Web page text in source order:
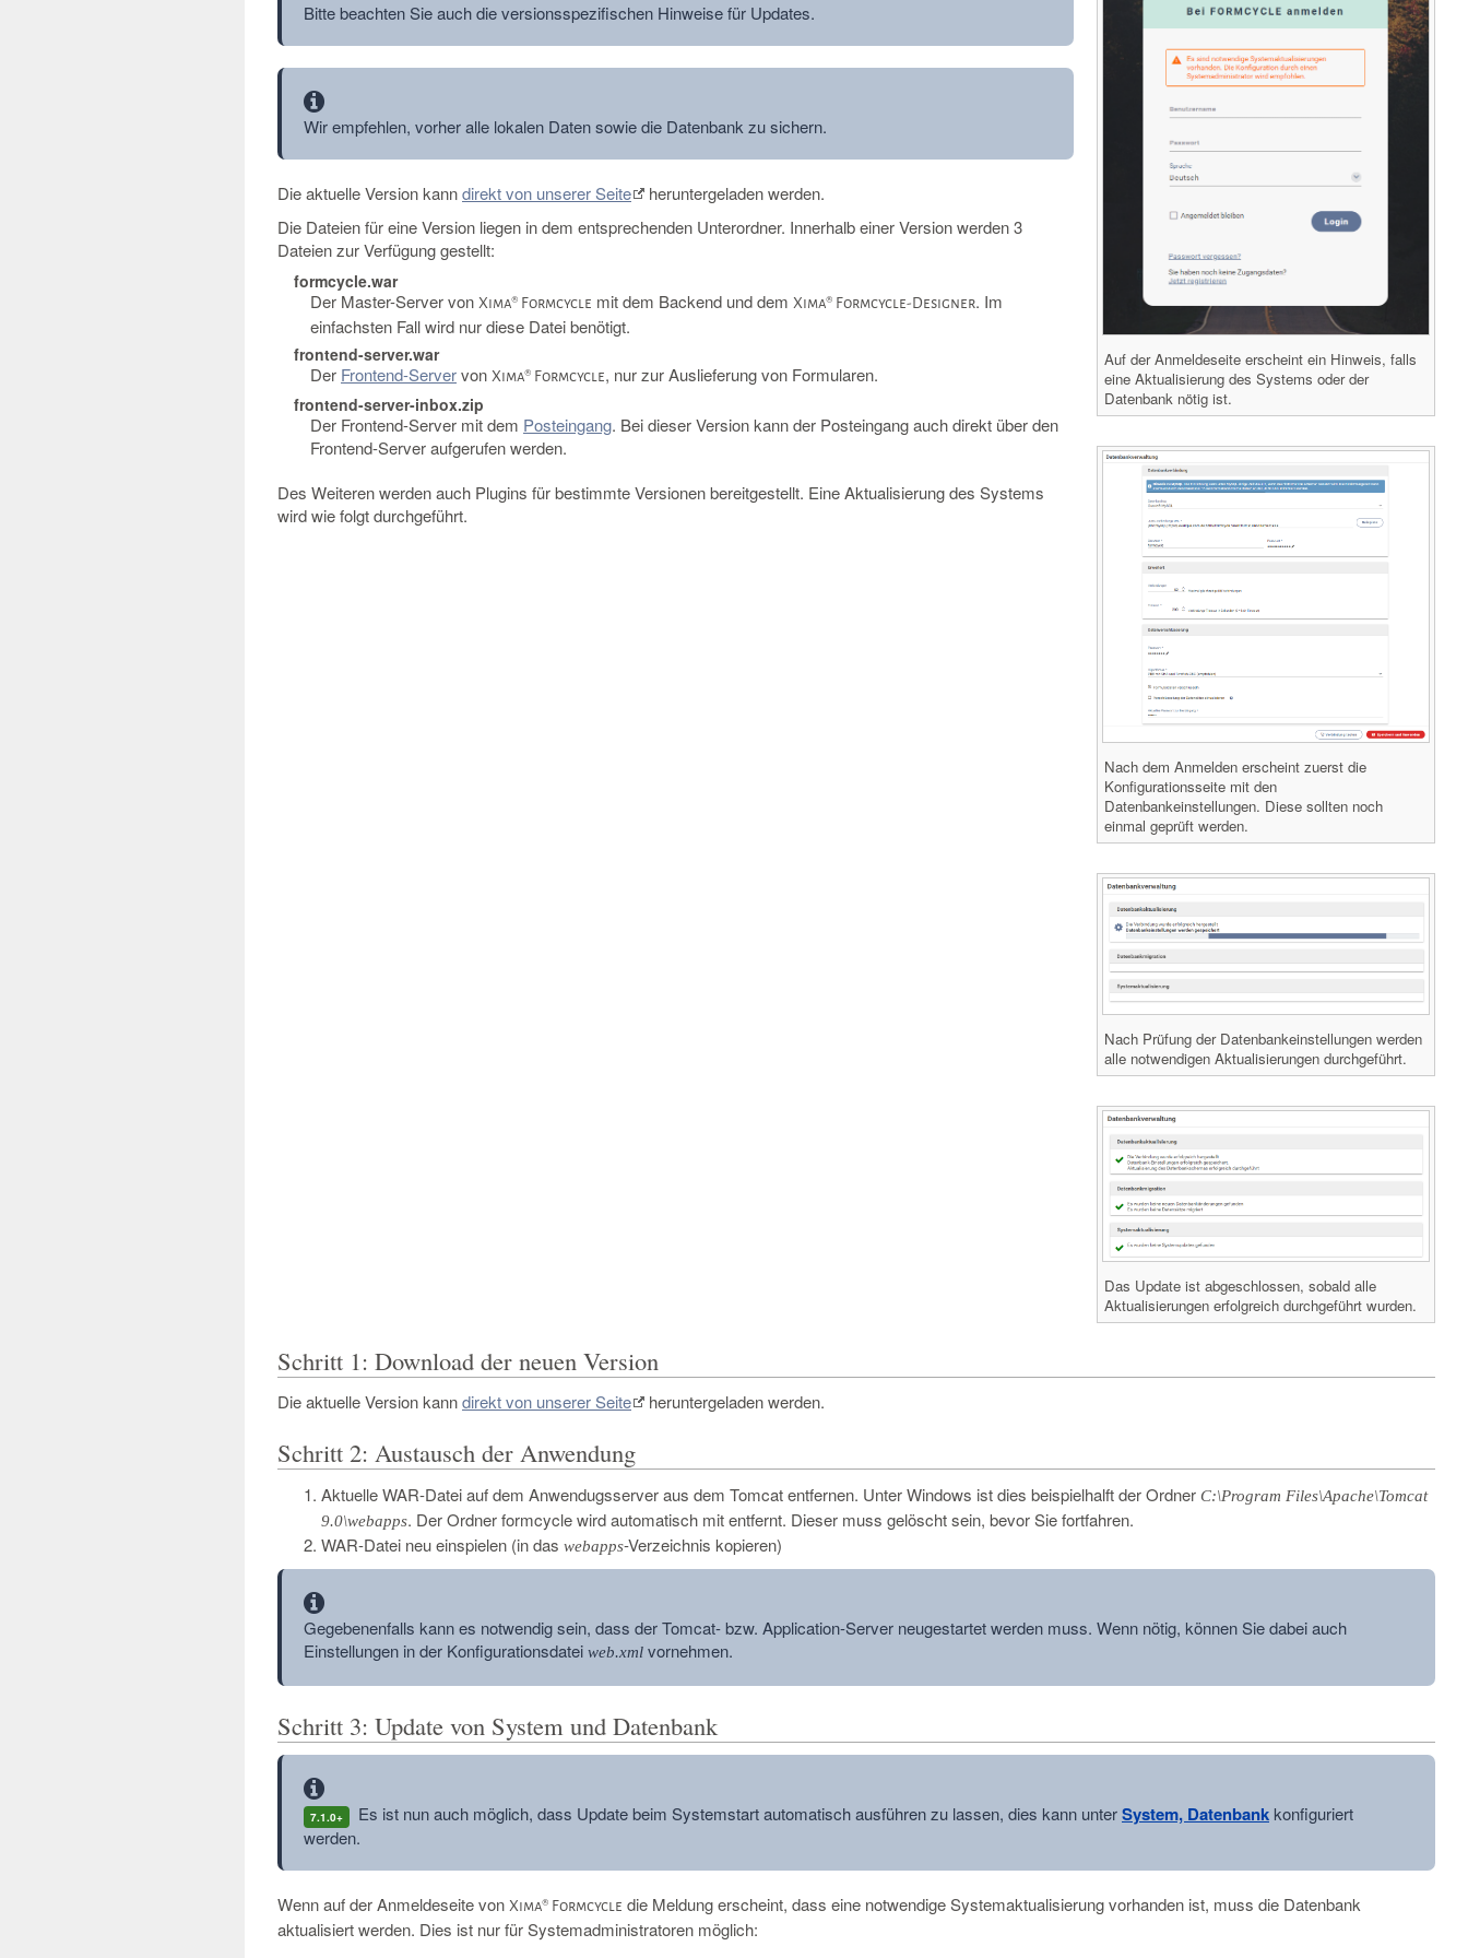
Auf der Anmeldeseite erscheint ein Hinweis, falls
eine Aktualisierung des Systems oder der
Datenbank nötig ist.
Nach dem Anmelden erscheint zuerst die
Konfigurationsseite mit den
Datenbankeinstellungen. Diese sollten noch
einmal geprüft werden.
Nach Prüfung der Datenbankeinstellungen werden
alle notwendigen Aktualisierungen durchgeführt.
Das Update ist abgeschlossen, sobald alle
Aktualisierungen erfolgreich durchgeführt wurden.
Bitte beachten Sie auch die versionsspezifischen Hinweise für Updates.
Wir empfehlen, vorher alle lokalen Daten sowie die Datenbank zu sichern.
Die aktuelle Version kanndirekt von unserer Seite
heruntergeladen werden.
Die Dateien für eine Version liegen in dem entsprechenden Unterordner. Innerhalb einer Version werden 3
Dateien zur Verfügung gestellt:
formcycle.war
Der Master-Server von Xima® Formcycle mit dem Backend und dem Xima® Formcycle-Designer. Im
einfachsten Fall wird nur diese Datei benötigt.
frontend-server.war
Der Frontend-Servervon Xima® Formcycle, nur zur Auslieferung von Formularen.
frontend-server-inbox.zip
Der Frontend-Server mit dem Posteingang. Bei dieser Version kann der Posteingang auch direkt über den
Frontend-Server aufgerufen werden.
Des Weiteren werden auch Plugins für bestimmte Versionen bereitgestellt. Eine Aktualisierung des Systems
wird wie folgt durchgeführt.
Schritt 1: Download der neuen Version
Die aktuelle Version kanndirekt von unserer Seite heruntergeladen werden.
Schritt 2: Austausch der Anwendung
Aktuelle WAR-Datei auf dem Anwendugsserver aus dem Tomcat entfernen. Unter Windows ist dies beispielhalft der Ordner C:\Program Files\Apache\Tomcat
9.0\webapps. Der Ordner formcycle wird automatisch mit entfernt. Dieser muss gelöscht sein, bevor Sie fortfahren.
WAR-Datei neu einspielen (in das webapps-Verzeichnis kopieren)
Gegebenenfalls kann es notwendig sein, dass der Tomcat- bzw. Application-Server neugestartet werden muss. Wenn nötig, können Sie dabei auch
Einstellungen in der Konfigurationsdatei web.xml vornehmen.
Schritt 3: Update von System und Datenbank
7.1.0+ Es ist nun auch möglich, dass Update beim Systemstart automatisch ausführen zu lassen, dies kann unterSystem, Datenbank konfiguriert
werden.
Wenn auf der Anmeldeseite von Xima® Formcycle die Meldung erscheint, dass eine notwendige Systemaktualisierung vorhanden ist, muss die Datenbank
aktualisiert werden. Dies ist nur für Systemadministratoren möglich: